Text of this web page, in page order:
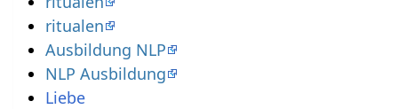
ritualen
Ausbildung NLP
NLP Ausbildung
Liebe